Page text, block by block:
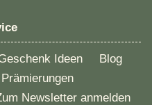
Ideen
Blog
Newsletter anmelden